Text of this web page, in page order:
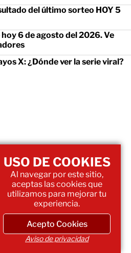
del último sorteo HOY 5
6 de agosto del 2026. Ve
X: ¿Dónde ver la serie viral?
USO DE COOKIES
Al navegar por este sitio,
aceptas las cookies que
utilizamos para mejorar tu
experiencia.
Acepto Cookies
Aviso de privacidad